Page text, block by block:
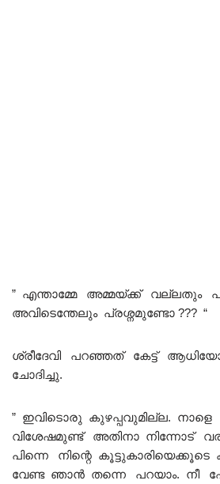
” എന്താമ്മേ അമ്മയ്ക്ക് വല്ലതും
അവിടെന്തേലും പ്രശ്നമുണ്ടോ ??? “
ശ്രീദേവി പറഞ്ഞത് കേട്ട്
ചോദിച്ചു.
” ഇവിടൊരു കുഴപ്പവുമില്ല.
വിശേഷമുണ്ട് അതിനാ നിന്നോട്
പിന്നെ നിന്റെ കൂട്ടുകാരിയെക്കൂടെ
വേണ്ട ഞാൻ തന്നെ പറയാം.